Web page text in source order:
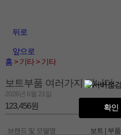
확인
뒤로
앞으로
홈 > 기타> 기타
보트부품 여러가지 팝니다.
2026년 6월 21일
123,456원
브랜드 및 모델명
보트 | 부품